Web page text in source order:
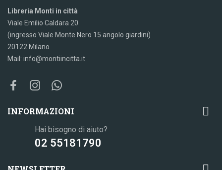
Libreria Monti in città
Viale Emilio Caldara 20
(ingresso Viale Monte Nero 15 angolo giardini)
20122 Milano
Mail: info@montiincitta.it
INFORMAZIONI 
Hai bisogno di aiuto?
02 55181790